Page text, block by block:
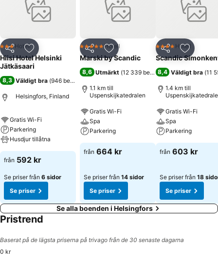
Dela Lägg till i Mina Favoriter
3 Stjärnor
Hotell
Hiisi Hotel Helsinki
Jätkäsaari
8,3 Väldigt bra (946 betyg
Helsingfors, Finland
Gratis Wi-Fi
Parkering
Husdjur tillåtna
från 592 kr
Se priser från 6 sidor
Se priser
Dela Lägg till i Mina Favoriter
5 StjärnorHotell
Marski by Scandic
8,6 Utmärkt (12 339 betyg)
1.1 km till
Uspenskijkatedralen
Gratis Wi-Fi
Spa
Parkering
från 664 kr
Se priser från 14 sidor
Se priser
Dela Lägg till
4 StjärnorHotell
Scandic
8,4 Väldigt bra (11
1.4 km till
Gratis Wi-Fi
Spa
Parkering
från 603 kr
Se priser från 18
Se priser
Se alla boenden i Helsingfors
Pristrend
Baserat på de lägsta priserna på trivago från de 30 senaste dagarna
0 kr